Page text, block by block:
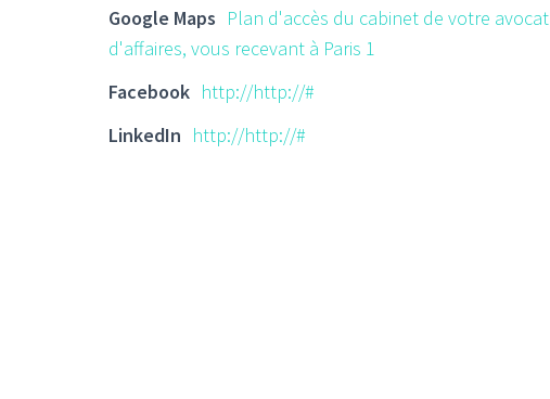
Google Maps Plan d'accès du cabinet de votre avocat
d'affaires, vous recevant à Paris 1
Facebook http://http://#
LinkedIn http://http://#